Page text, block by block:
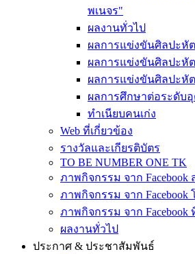
พเนจร"
ผลงานทั่วไป
ผลการแข่งขันศิลปะหั
ผลการแข่งขันศิลปะหั
ผลการแข่งขันศิลปะหั
ผลการศึกษาต่อระดับ
ทำเนียบคนเก่ง
Web ที่เกี่ยวข้อง
รางวัลและเกียรติบัตร
TO BE NUMBER ONE TK
ภาพกิจกรรม จาก Facebook
ภาพกิจกรรม จาก Facebook
ภาพกิจกรรม จาก Facebook
ผลงานทั่วไป
ประกาศ & ประชาสัมพันธ์